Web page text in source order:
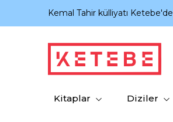
Kemal Tahir külliyatı Ketebe'de
Kitaplar Diziler